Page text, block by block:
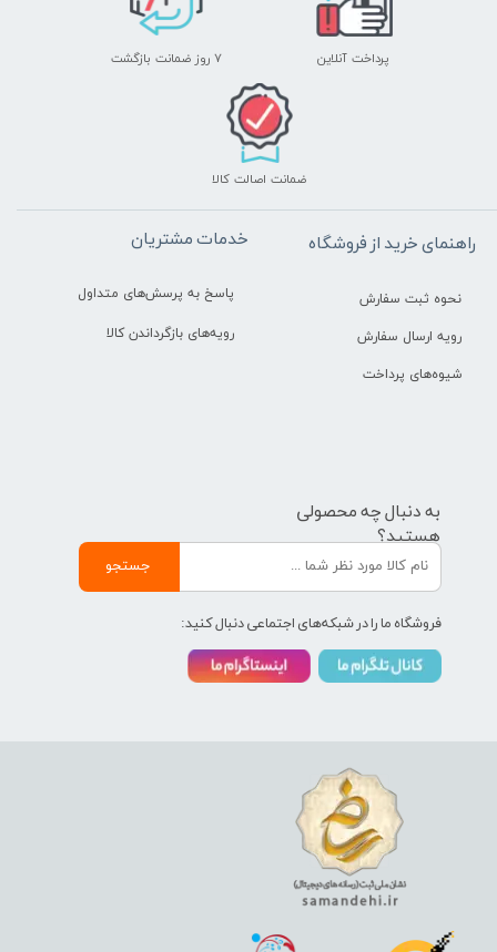
پرداخت آنلاین ۷ روز ضمانت بازگشت
ضمانت اصالت کالا
راهنمای خرید از فروشگاه
نحوه ثبت سفارش
رویه ارسال سفارش
شیوه‌های پرداخت
خدمات مشتریان
پاسخ به پرسش‌های متداول
رویه‌های بازگرداندن کالا
به دنبال چه محصولی
هستید؟
جستجو
فروشگاه ما را در شبکه‌های اجتماعی دنبال کنید: